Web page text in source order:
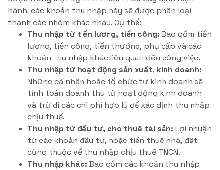
hành, các khoản thu nhập này sẽ được phân loại
thành các nhóm khác nhau. Cụ thể:
Thu nhập từ tiền lương, tiền công: Bao gồm tiền
lương, tiền công, tiền thưởng, phụ cấp và các
khoản thu nhập khác liên quan đến công việc.
Thu nhập từ hoạt động sản xuất, kinh doanh:
Những cá nhân hoặc tổ chức tự kinh doanh sẽ
tính toán doanh thu từ hoạt động kinh doanh
và trừ đi các chi phí hợp lý để xác định thu nhập
chịu thuế.
Thu nhập từ đầu tư, cho thuê tài sản: Lợi nhuận
từ các khoản đầu tư, hoặc tiền thuê nhà, đất
cũng thuộc về thu nhập chịu thuế TNCN.
Thu nhập khác: Bao gồm các khoản thu nhập